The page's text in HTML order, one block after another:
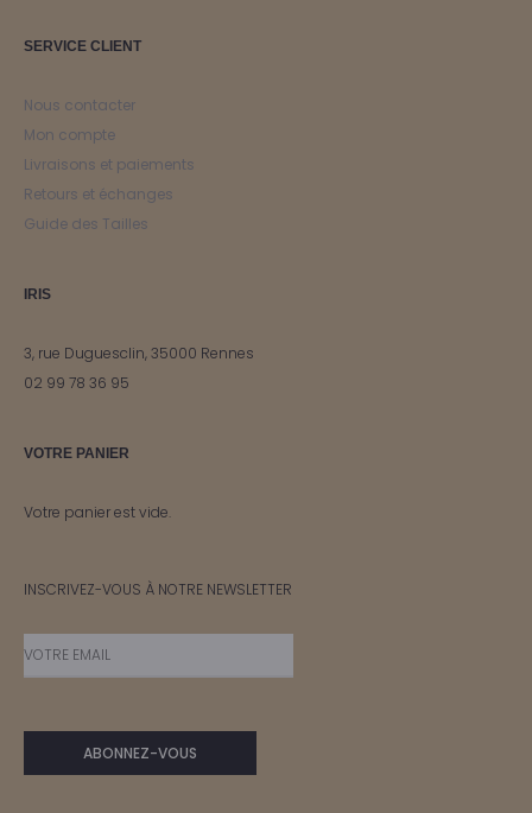
SERVICE CLIENT
Nous contacter
Mon compte
Livraisons et paiements
Retours et échanges
Guide des Tailles
IRIS
3, rue Duguesclin, 35000 Rennes
02 99 78 36 95
VOTRE PANIER
Votre panier est vide.
INSCRIVEZ-VOUS À NOTRE NEWSLETTER